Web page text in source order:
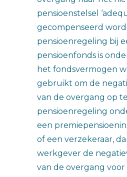
pensioenstelsel
gecompenseerd
pensioenregeling bij
pensioenfonds is
het fondsvermogen
gebruikt om de
van de overgang op
pensioenregeling
een
of een verzekeraar,
werkgever de
van de overgang voor